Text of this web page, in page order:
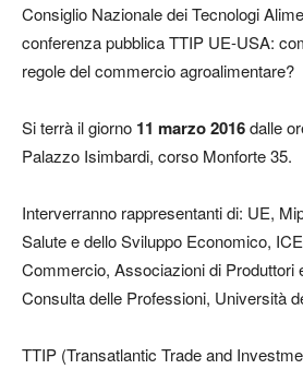
Consiglio Nazionale dei Tecnologi
conferenza pubblica TTIP UE-USA:
regole del commercio agroalimentare?
Si terrà il giorno 11 marzo 2016dalle
Palazzo Isimbardi, corso Monforte 35.
Interverranno rappresentanti di: UE,
Salute e dello Sviluppo Economico,
Commercio, Associazioni di Produttori
Consulta delle Professioni, Università
TTIP (Transatlantic Trade and